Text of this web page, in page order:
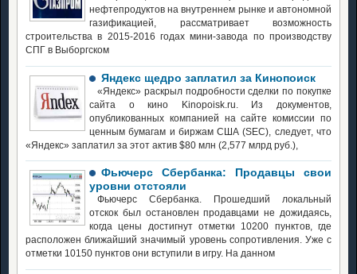
нефтепродуктов на внутреннем рынке и автономной
газификацией, рассматривает возможность
строительства в 2015-2016 годах мини-завода по производству
СПГ в Выборгском
Яндекс щедро заплатил за Кинопоиск
«Яндекс» раскрыл подробности сделки по покупке
сайта о кино Kinopoisk.ru. Из документов,
опубликованных компанией на сайте комиссии по
ценным бумагам и биржам США (SEC), следует, что
«Яндекс» заплатил за этот актив $80 млн (2,577 млрд руб.),
Фьючерс Сбербанка: Продавцы свои
уровни отстояли
Фьючерс Сбербанка. Прошедший локальный
отскок был остановлен продавцами не дожидаясь,
когда цены достигнут отметки 10200 пунктов, где
расположен ближайший значимый уровень сопротивления. Уже с
отметки 10150 пунктов они вступили в игру. На данном